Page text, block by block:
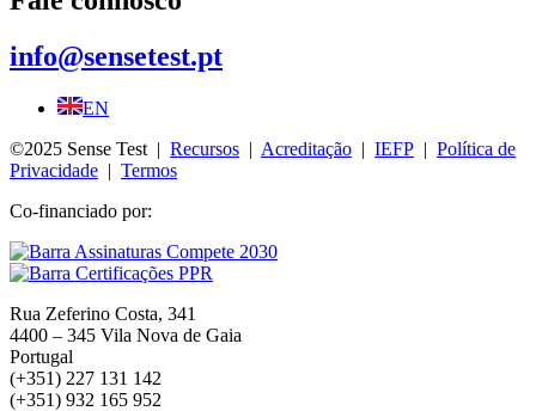
info@sensetest.pt
EN
©2025 Sense Test | Recursos | Acreditação | IEFP | Política de
Privacidade | Termos
Co-financiado por:
Rua Zeferino Costa, 341
4400 – 345 Vila Nova de Gaia
Portugal
(+351) 227 131 142
(+351) 932 165 952